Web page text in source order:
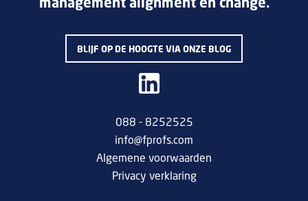
management alignment en change.
BLIJF OP DE HOOGTE VIA ONZE BLOG
088 - 8252525
info@fprofs.com
Algemene voorwaarden
Privacy verklaring